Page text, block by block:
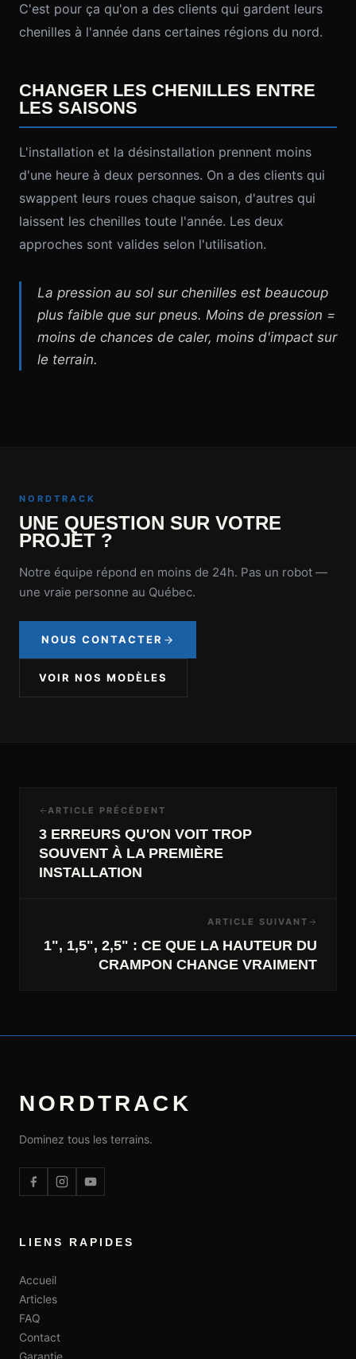
C'est pour ça qu'on a des clients qui gardent leurs
chenilles à l'année dans certaines régions du nord.
CHANGER LES CHENILLES ENTRE
LES SAISONS
L'installation et la désinstallation prennent moins
d'une heure à deux personnes. On a des clients qui
swappent leurs roues chaque saison, d'autres qui
laissent les chenilles toute l'année. Les deux
approches sont valides selon l'utilisation.
La pression au sol sur chenilles est beaucoup
plus faible que sur pneus. Moins de pression =
moins de chances de caler, moins d'impact sur
le terrain.
NORDTRACK
UNE QUESTION SUR VOTRE
PROJET ?
Notre équipe répond en moins de 24h. Pas un robot —
une vraie personne au Québec.
NOUS CONTACTER
VOIR NOS MODÈLES
ARTICLE PRÉCÉDENT
3 ERREURS QU'ON VOIT TROP
SOUVENT À LA PREMIÈRE
INSTALLATION
ARTICLE SUIVANT
1", 1,5", 2,5" : CE QUE LA HAUTEUR DU
CRAMPON CHANGE VRAIMENT
NORDTRACK
Dominez tous les terrains.
LIENS RAPIDES
Accueil
Articles
FAQ
Contact
Garantie